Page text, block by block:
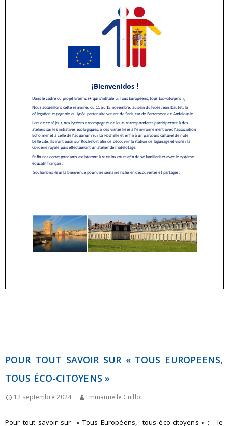
POUR TOUT SAVOIR SUR « TOUS EUROPEENS,
TOUS ÉCO-CITOYENS »
12 septembre 2024 Emmanuelle Guillot
Pour tout savoir sur « Tous Européens, tous éco-citoyens » : le